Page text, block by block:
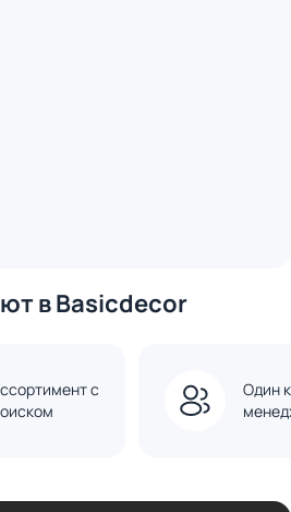
в Basicdecor
с
Один